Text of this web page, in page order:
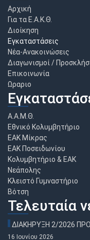
Αρχική
Για τα Ε.Α.Κ.Θ.
Διοίκηση
Εγκαταστάσεις
Νέα-Ανακοινώσεις
Διαγωνισμοί /
Επικοινωνία
Ωραριο
Α.Α.Μ.Θ.
Εθνικό Κολυμβητήριο
ΕΑΚ Μίκρας
ΕΑΚ Ποσειδωνίου
Κολυμβητήριο & ΕΑΚ
Νεάπολης
Κλειστό Γυμναστήριο
Βότση
Τελευταία
ΔΙΑΚΗΡΥΞΗ 2/2026
16 Ιουνίου 2026